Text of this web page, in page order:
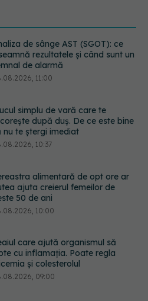
simplu de vară care te
după duș. De ce este bine
nu te ștergi imediat
alimentară de opt ore ar
ajuta creierul femeilor de
50 de ani
care ajută organismul să
cu inflamația. Poate regla
și colesterolul
spune culoarea ta preferată
vârsta pe care o ai. Care
"codul cromatic" al generațiilor